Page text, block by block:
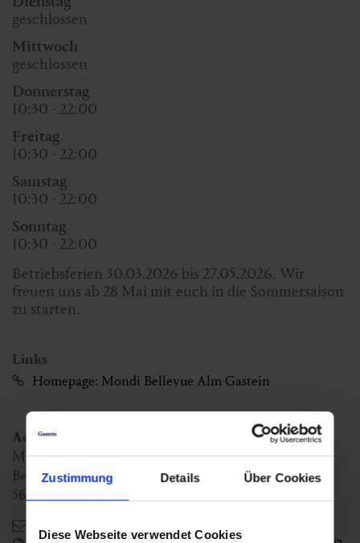
Zustimmung Details Über Cookies
Diese Webseite verwendet Cookies
geschlossen
Mittwoch
geschlossen
Donnerstag
10:30 - 22:00
Freitag
10:30 - 22:00
Samstag
10:30 - 22:00
Sonntag
10:30 - 22:00
Betriebsferien 30.03.2026 bis 27.05.2026. Wir
freuen uns ab 28 Mai mit euch in die Sommersaison
zu starten.
Links
Homepage: Mondi Bellevue Alm Gastein
Adressen
MONDI Bellevue Alm Gastein
Bellevue Alm Weg 6
5640
bellevuealm@mondihotels.com